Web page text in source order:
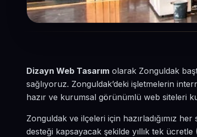
Dizayn Web Tasarım olarak Zonguldak
sağlıyoruz. Zonguldak’deki işletmelerin
hazır ve kurumsal görünümlü web siteleri
Zonguldak ve ilçeleri için hazırladığımız
desteği kapsayacak şekilde yıllık tek